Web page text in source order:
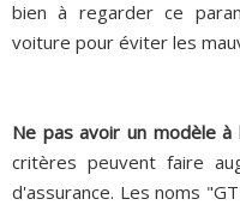
bien à regarder ce
voiture pour éviter les
Ne pas avoir un modèle
critères peuvent faire
d'assurance. Les noms